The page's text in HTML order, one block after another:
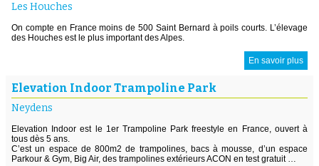
Les Houches
On compte en France moins de 500 Saint Bernard à poils courts. L’élevage
des Houches est le plus important des Alpes.
En savoir plus
Elevation Indoor Trampoline Park
Neydens
Elevation Indoor est le 1er Trampoline Park freestyle en France, ouvert à
tous dès 5 ans.
C’est un espace de 800m2 de trampolines, bacs à mousse, d’un espace
Parkour & Gym, Big Air, des trampolines extérieurs ACON en test gratuit …